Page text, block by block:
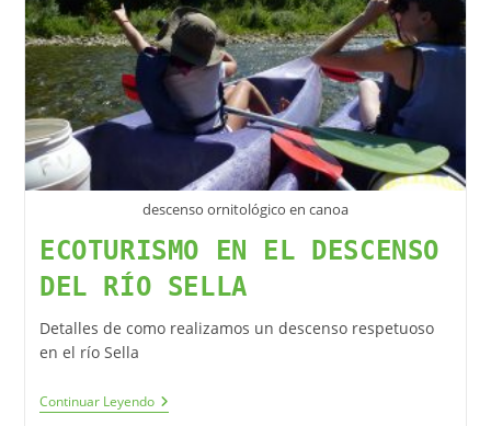
descenso ornitológico en canoa
ECOTURISMO EN EL DESCENSO
DEL RÍO SELLA
Detalles de como realizamos un descenso respetuoso
en el río Sella
Continuar Leyendo